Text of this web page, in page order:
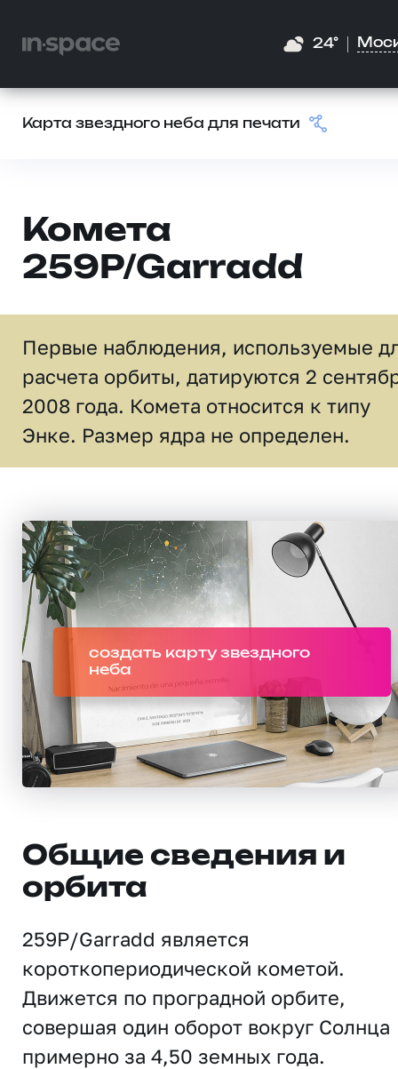
24°
Карта звездного неба для печати
Комета
259P/Garradd
Первые наблюдения, используемые
расчета орбиты, датируются 2
2008 года. Комета относится к типу
Энке. Размер ядра не определен.
создать карту звездного
неба
Общие сведения и
орбита
259P/Garradd является
короткопериодической кометой.
Движется по проградной орбите,
совершая один оборот вокруг Солнца
примерно за 4,50 земных года.